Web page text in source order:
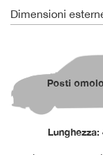
Dimensioni
Posti
Lunghezza: